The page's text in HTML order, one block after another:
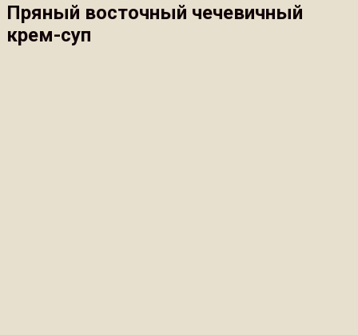
Пряный восточный чечевичный
крем-суп